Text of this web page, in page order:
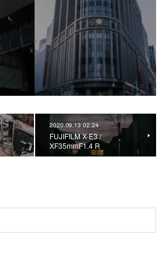
2020.09.13 02:24
FUJIFILM X-E3 /
XF35mmF1.4 R